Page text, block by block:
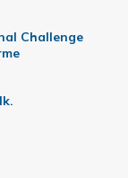
Challenge